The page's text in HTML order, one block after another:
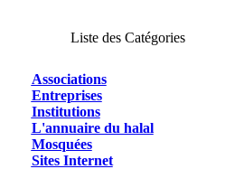
Liste des Catégories
Associations
Entreprises
Institutions
L'annuaire du halal
Mosquées
Sites Internet